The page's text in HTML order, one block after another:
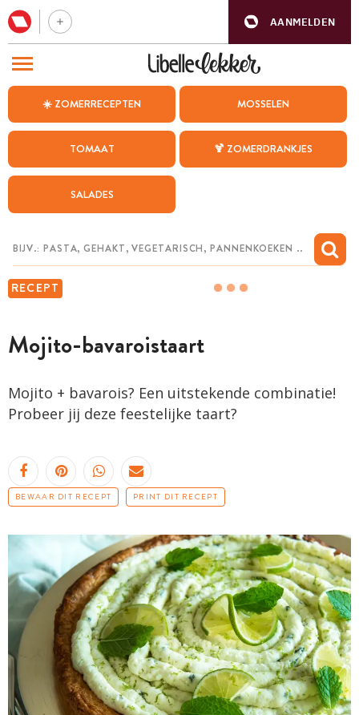
AANMELDEN
☀️ ZOMERRECEPTEN MOSSELEN
TOMAAT 🍹 ZOMERDRANKJES
SALADES
RECEPT
Mojito-bavaroistaart
Mojito + bavarois? Een uitstekende combinatie!
Probeer jij deze feestelijke taart?
BEWAAR DIT RECEPT PRINT DIT RECEPT
BEZOEK ONZE ANDERE WEBSITES
WEEKMENU
CHAT MET MAIA
MIJN BEWAARDE RECEPTEN